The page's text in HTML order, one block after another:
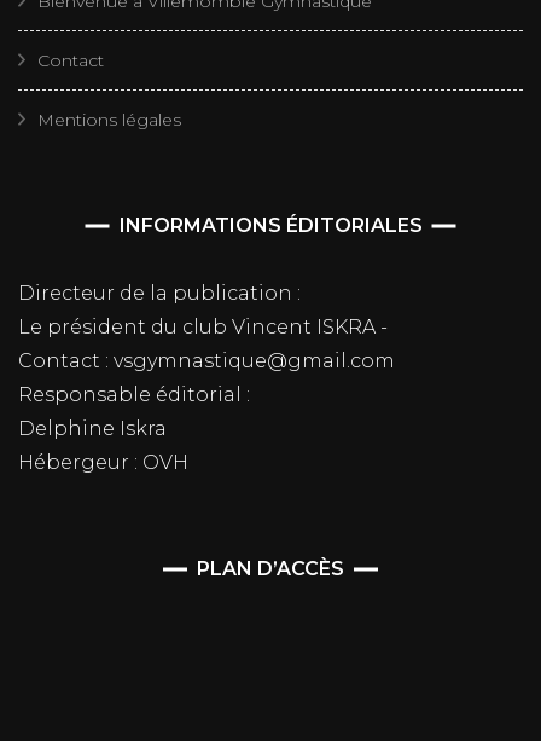
Contact
Mentions légales
INFORMATIONS ÉDITORIALES
Directeur de la publication :
Le président du club Vincent ISKRA -
Contact : vsgymnastique@gmail.com
Responsable éditorial :
Delphine Iskra
Hébergeur : OVH
PLAN D’ACCÈS